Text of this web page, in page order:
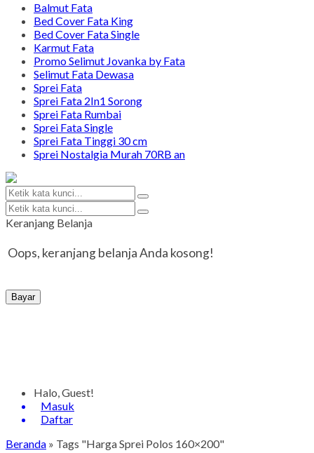
Balmut Fata
Bed Cover Fata King
Bed Cover Fata Single
Karmut Fata
Promo Selimut Jovanka by Fata
Selimut Fata Dewasa
Sprei Fata
Sprei Fata 2In1 Sorong
Sprei Fata Rumbai
Sprei Fata Single
Sprei Fata Tinggi 30 cm
Sprei Nostalgia Murah 70RB an
Keranjang Belanja
Oops, keranjang belanja Anda kosong!
Bayar
Halo, Guest!
Masuk
Daftar
Beranda » Tags "Harga Sprei Polos 160×200"